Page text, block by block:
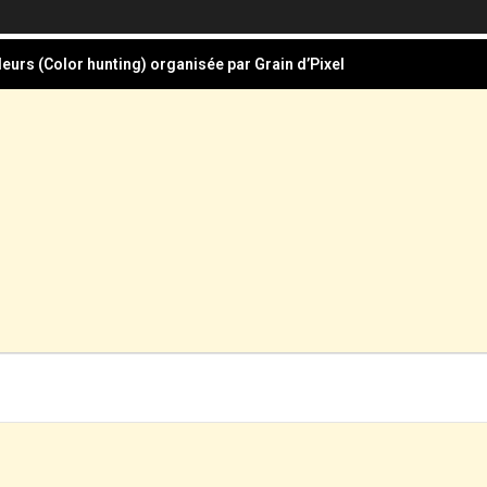
(Color hunting) organisée par Grain d’Pixel
du mois de mars sur le thème : Triptyque en 3 façons
à la Grâce-Dieu